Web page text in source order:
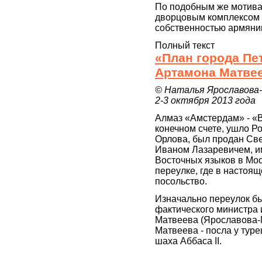
По подобным же
дворцовым
собственностью
Полный текст
«План города
Артамона
© Наталья
2-3 октября 2013 года
Алмаз «Амстердам» -
конечном счете, ушло
Орлова, был продан
Иваном Лазаревичем,
Восточных языков в
переулке, где в
посольство.
Изначально переулок
фактического
Матвеева
Матвеева - посла у
шаха Аббаса II.